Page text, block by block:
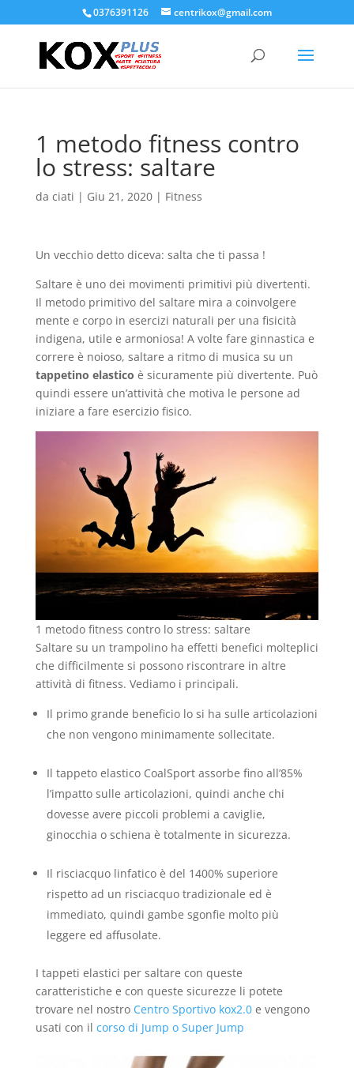
0376391126 centrikox@gmail.com
1 metodo fitness contro
lo stress: saltare
da ciati | Giu 21, 2020| Fitness
Un vecchio detto diceva: salta che ti passa !
Saltare è uno dei movimenti primitivi più divertenti.
Il metodo primitivo del saltare mira a coinvolgere
mente e corpo in esercizi naturali per una fisicità
indigena, utile e armoniosa! A volte fare ginnastica e
correre è noioso, saltare a ritmo di musica su un
tappetino elastico è sicuramente più divertente. Può
quindi essere un’attività che motiva le persone ad
iniziare a fare esercizio fisico.
1 metodo fitness contro lo stress: saltare
Saltare su un trampolino ha effetti benefici molteplici
che difficilmente si possono riscontrare in altre
attività di fitness. Vediamo i principali.
Il primo grande beneficio lo si ha sulle articolazioni
che non vengono minimamente sollecitate.
Il tappeto elastico CoalSport assorbe fino all’85%
l’impatto sulle articolazioni, quindi anche chi
dovesse avere piccoli problemi a caviglie,
ginocchia o schiena è totalmente in sicurezza.
Il risciacquo linfatico è del 1400% superiore
rispetto ad un risciacquo tradizionale ed è
immediato, quindi gambe sgonfie molto più
leggere ed affusolate.
I tappeti elastici per saltare con queste
caratteristiche e con queste sicurezze li potete
trovare nel nostro Centro Sportivo kox2.0e vengono
usati con il corso di Jump o Super Jump